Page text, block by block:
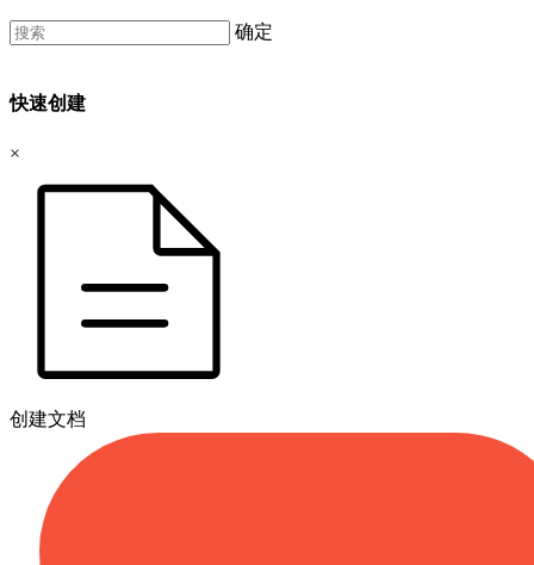
确定
快速创建
×
创建文档